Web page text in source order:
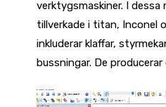
verktygsmaskiner. I
tillverkade i titan, Inconel
inkluderar klaffar,
bussningar. De